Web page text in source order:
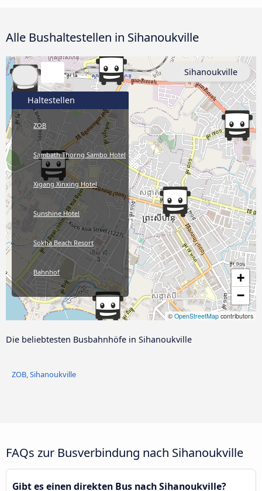
Alle Bushaltestellen in Sihanoukville
+
−
© OpenStreetMap contributors
Haltestellen
ZOB
Sambath Thorng Sambo Hotel
Xigang Xinxing Hotel
Sunshine Hotel
Sokha Beach Resort
Bahnhof
Sihanoukville
Die beliebtesten Busbahnhöfe in Sihanoukville
ZOB, Sihanoukville
FAQs zur Busverbindung nach Sihanoukville
Gibt es einen direkten Bus nach Sihanoukville?